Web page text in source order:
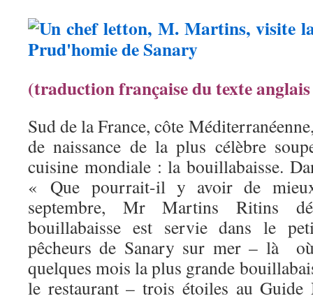
(traduction française du texte
Sud de la France, côte
de naissance de la plus célèbre
cuisine mondiale : la bouillabaisse.
« Que pourrait-il y avoir de
septembre, Mr Martins Ritins
bouillabaisse est servie dans le
pêcheurs de Sanary sur mer – là
quelques mois la plus grande
le restaurant – trois étoiles au